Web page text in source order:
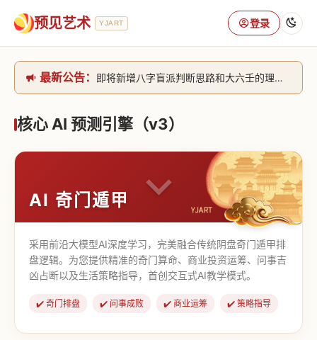
预见艺术 YJART 登录
最新公告：
即将新增八字盲派判断思路和大六壬的理气+取像判断思路。[内侧中，捐赠会员可用]2026/6/30
网站升级完成，升级全模块的算法，限时开放用户注册。2026/6/27
核心 AI 预测引擎（v3）
AI 奇门遁甲
采用前沿大模型AI深度学习，完美融合传统阴盘奇门遁甲排
盘逻辑。为您提供精准的奇门算命、商业投资运筹、问事吉
凶占断以及生活策略指导，首创交互式AI教学模式。
✔️ 奇门排盘 ✔️ 问事成败 ✔️ 商业运筹 ✔️ 策略指导
【道家奇门】 【传统奇门】